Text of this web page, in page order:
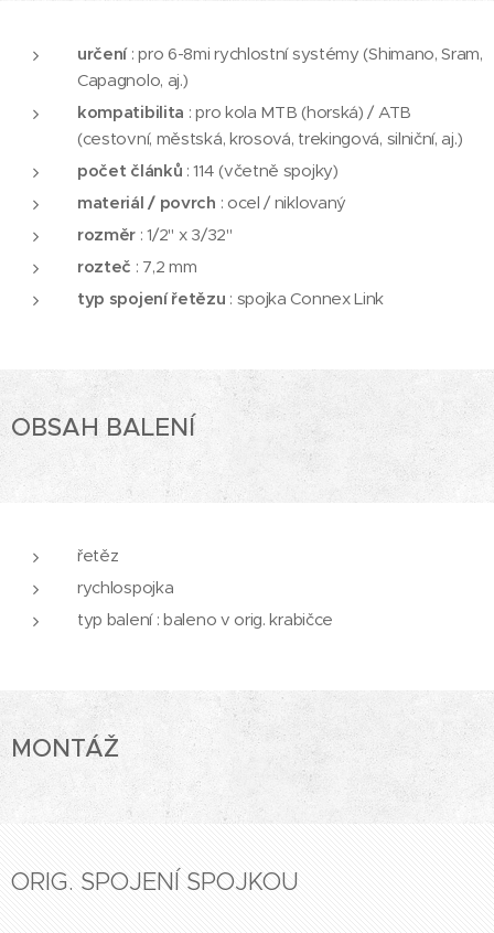
určení : pro 6-8mi rychlostní systémy (Shimano, Sram,
Capagnolo, aj.)
kompatibilita : pro kola MTB (horská) / ATB
(cestovní, městská, krosová, trekingová, silniční, aj.)
počet článků : 114 (včetně spojky)
materiál / povrch : ocel / niklovaný
rozměr : 1/2" x 3/32"
rozteč : 7,2 mm
typ spojení řetězu : spojka Connex Link
OBSAH BALENÍ
řetěz
rychlospojka
typ balení : baleno v orig. krabičce
MONTÁŽ
ORIG. SPOJENÍ SPOJKOU